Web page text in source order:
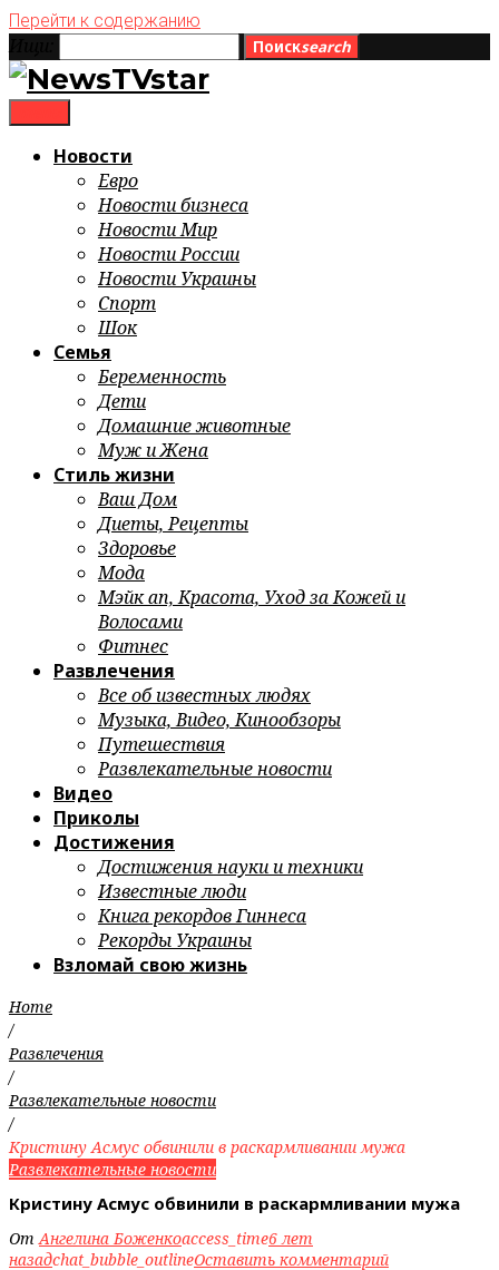
Перейти к содержанию
Поискsearch
Новости
Евро
Новости бизнеса
Новости Мир
Новости России
Новости Украины
Спорт
Шок
Семья
Беременность
Дети
Домашние животные
Муж и Жена
Стиль жизни
Ваш Дом
Диеты, Рецепты
Здоровье
Мода
Мэйк ап, Красота, Уход за Кожей и
Волосами
Фитнес
Развлечения
Все об известных людях
Музыка, Видео, Кинообзоры
Путешествия
Развлекательные новости
Видео
Приколы
Достижения
Достижения науки и техники
Известные люди
Книга рекордов Гиннеса
Рекорды Украины
Взломай свою жизнь
Home
/
Развлечения
/
Развлекательные новости
/
Кристину Асмус обвинили в раскармливании мужа
Развлекательные новости
Кристину Асмус обвинили в раскармливании мужа
ОтАнгелина Боженкоaccess_time6 лет
назадchat_bubble_outlineОставить комментарий